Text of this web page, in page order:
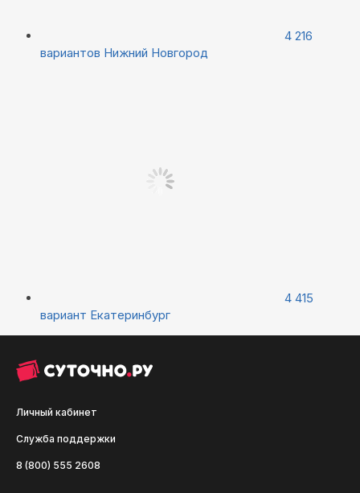
4 216
вариантов Нижний Новгород
4 415
вариант Екатеринбург
Личный кабинет
Служба поддержки
8 (800) 555 2608